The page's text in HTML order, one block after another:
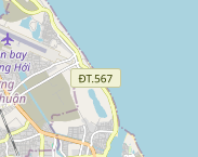
S’inscrire